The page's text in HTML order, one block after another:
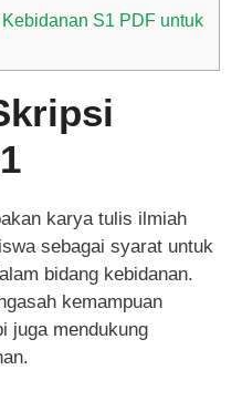
S1 PDF untuk
karya tulis ilmiah
sebagai syarat untuk
bidang kebidanan.
kemampuan
juga mendukung